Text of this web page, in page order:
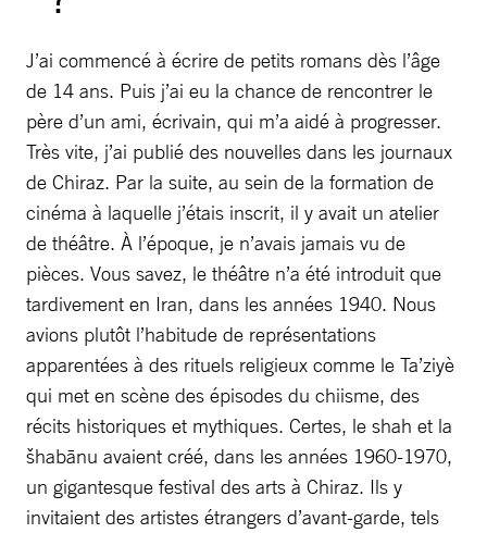
J’ai commencé à écrire de petits romans dès l’âge
de 14 ans. Puis j’ai eu la chance de rencontrer le
père d’un ami, écrivain, qui m’a aidé à progresser.
Très vite, j’ai publié des nouvelles dans les journaux
de Chiraz. Par la suite, au sein de la formation de
cinéma à laquelle j’étais inscrit, il y avait un atelier
de théâtre. À l’époque, je n’avais jamais vu de
pièces. Vous savez, le théâtre n’a été introduit que
tardivement en Iran, dans les années 1940. Nous
avions plutôt l’habitude de représentations
apparentées à des rituels religieux comme le Ta’ziyè
qui met en scène des épisodes du chiisme, des
récits historiques et mythiques. Certes, le shah et la
šhabānu avaient créé, dans les années 1960-1970,
un gigantesque festival des arts à Chiraz. Ils y
invitaient des artistes étrangers d’avant-garde, tels